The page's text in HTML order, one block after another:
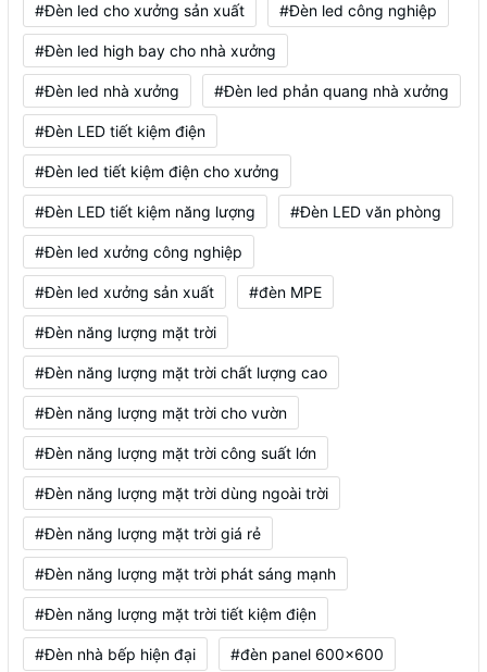
#Đèn led cho xưởng sản xuất #Đèn led công nghiệp
#Đèn led high bay cho nhà xưởng
#Đèn led nhà xưởng #Đèn led phản quang nhà xưởng
#Đèn LED tiết kiệm điện
#Đèn led tiết kiệm điện cho xưởng
#Đèn LED tiết kiệm năng lượng #Đèn LED văn phòng
#Đèn led xưởng công nghiệp
#Đèn led xưởng sản xuất #đèn MPE
#Đèn năng lượng mặt trời
#Đèn năng lượng mặt trời chất lượng cao
#Đèn năng lượng mặt trời cho vườn
#Đèn năng lượng mặt trời công suất lớn
#Đèn năng lượng mặt trời dùng ngoài trời
#Đèn năng lượng mặt trời giá rẻ
#Đèn năng lượng mặt trời phát sáng mạnh
#Đèn năng lượng mặt trời tiết kiệm điện
#Đèn nhà bếp hiện đại #đèn panel 600x600